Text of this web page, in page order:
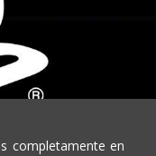
completamente en